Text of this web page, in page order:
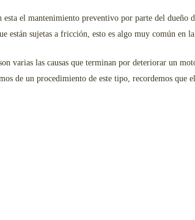
esta el mantenimiento preventivo por parte del dueño
están sujetas a fricción, esto es algo muy común en
varias las causas que terminan por deteriorar un
de un procedimiento de este tipo, recordemos que